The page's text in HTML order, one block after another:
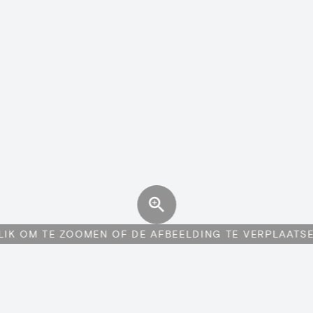
OM TE ZOOMEN OF DE AFBEELDING TE